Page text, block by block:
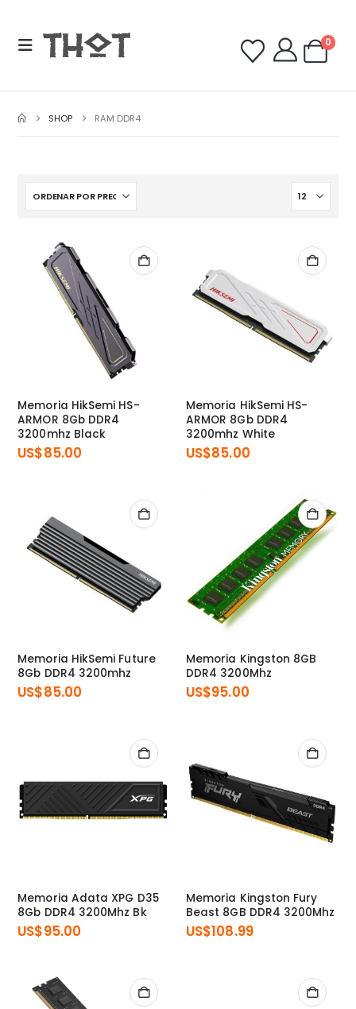
0
SHOP RAM DDR4
Memoria HikSemi HS-
ARMOR 8Gb DDR4
3200mhz Black
US$85.00
Memoria HikSemi HS-
ARMOR 8Gb DDR4
3200mhz White
US$85.00
Memoria HikSemi Future
8Gb DDR4 3200mhz
US$85.00
Memoria Kingston 8GB
DDR4 3200Mhz
US$95.00
Memoria Adata XPG D35
8Gb DDR4 3200Mhz Bk
US$95.00
Memoria Kingston Fury
Beast 8GB DDR4 3200Mhz
US$108.99